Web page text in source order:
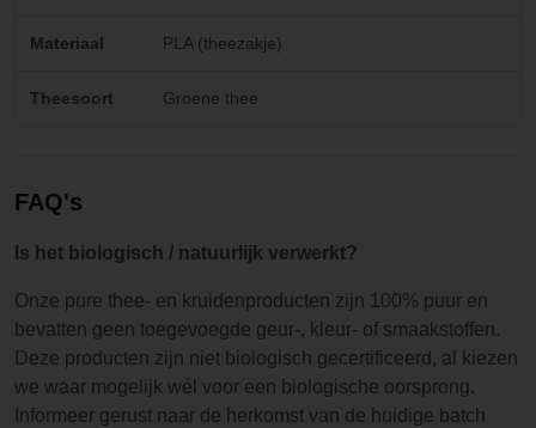
Materiaal PLA (theezakje)
Theesoort Groene thee
FAQ's
Is het biologisch / natuurlijk verwerkt?
Onze pure thee- en kruidenproducten zijn 100% puur en
bevatten geen toegevoegde geur-, kleur- of smaakstoffen.
Deze producten zijn niet biologisch gecertificeerd, al kiezen
we waar mogelijk wél voor een biologische oorsprong.
Informeer gerust naar de herkomst van de huidige batch